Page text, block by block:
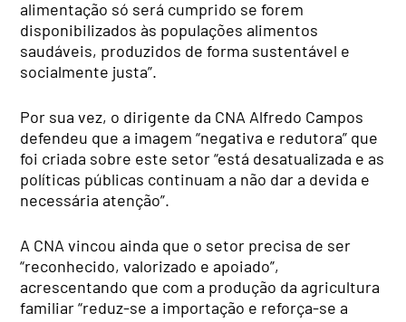
alimentação só será cumprido se forem
disponibilizados às populações alimentos
saudáveis, produzidos de forma sustentável e
socialmente justa”.
Por sua vez, o dirigente da CNA Alfredo Campos
defendeu que a imagem “negativa e redutora” que
foi criada sobre este setor “está desatualizada e as
políticas públicas continuam a não dar a devida e
necessária atenção”.
A CNA vincou ainda que o setor precisa de ser
“reconhecido, valorizado e apoiado”,
acrescentando que com a produção da agricultura
familiar “reduz-se a importação e reforça-se a